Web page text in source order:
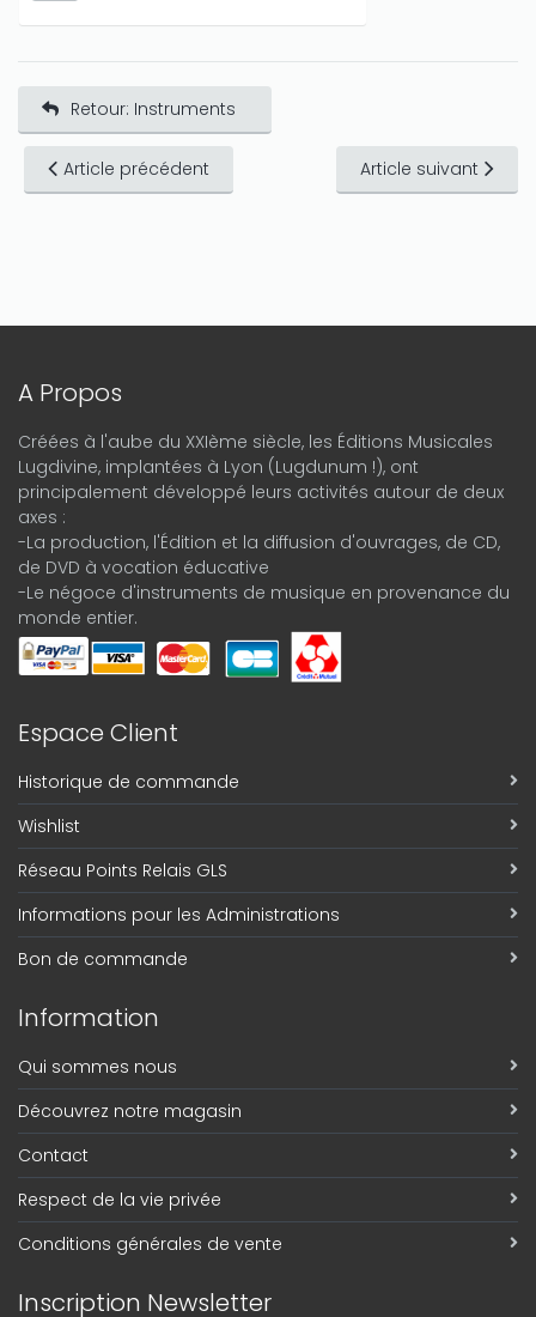
Retour: Instruments
Article précédent Article suivant
A Propos
Créées à l'aube du XXIème siècle, les Éditions Musicales
Lugdivine, implantées à Lyon (Lugdunum !), ont
principalement développé leurs activités autour de deux
axes :
-La production, l'Édition et la diffusion d'ouvrages, de CD,
de DVD à vocation éducative
-Le négoce d'instruments de musique en provenance du
monde entier.
Espace Client
Historique de commande
Wishlist
Réseau Points Relais GLS
Informations pour les Administrations
Bon de commande
Information
Qui sommes nous
Découvrez notre magasin
Contact
Respect de la vie privée
Conditions générales de vente
Inscription Newsletter